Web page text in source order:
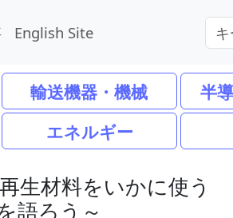
English Site
輸送機器・機械 半
エネルギー
生材料をいかに使う
語ろう～